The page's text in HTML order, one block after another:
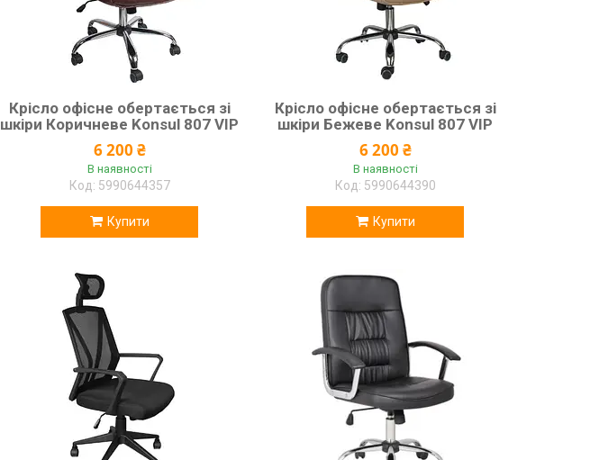
Крісло офісне обертається зі
шкіри Коричневе Konsul 807 VIP
6 200 ₴
В наявності
5990644357
Купити
Крісло офісне обертається зі
шкіри Бежеве Konsul 807 VIP
6 200 ₴
В наявності
5990644390
Купити